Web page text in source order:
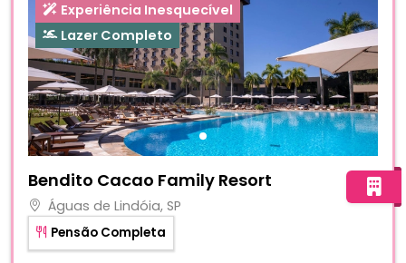
Experiência Inesquecível
Lazer Completo
Bendito Cacao Family Resort
Águas de Lindóia, SP
Pensão Completa